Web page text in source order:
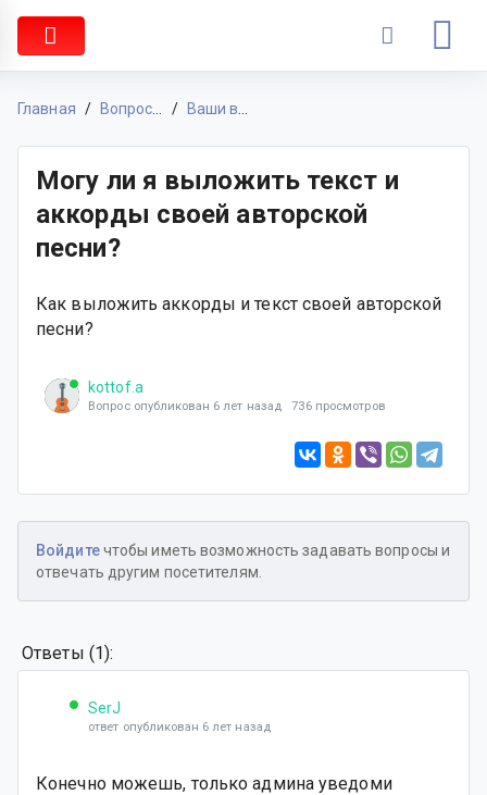
Главная Вопросы & Ответы Ваши вопросы
Могу ли я выложить текст и
аккорды своей авторской
песни?
Как выложить аккорды и текст своей авторской
песни?
kottof.a
Вопрос опубликован 6 лет назад 736 просмотров
Войдитечтобы иметь возможность задавать вопросы и
отвечать другим посетителям.
Ответы (1):
SerJ
ответ опубликован 6 лет назад
Конечно можешь, только админа уведоми